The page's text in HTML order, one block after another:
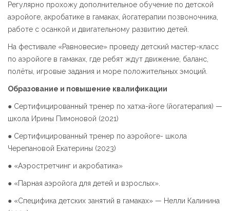
Регулярно прохожу дополнительное обучение по детской
аэройоге, акробатике в гамаках, йогатерапии позвоночника,
работе с осанкой и двигательному развитию детей.
На фестивале «Равновесие» проведу детский мастер-класс
по аэройоге в гамаках, где ребят ждут движение, баланс,
полёты, игровые задания и море положительных эмоций.
Образование и повышение квалификации
● Сертифицированный тренер по хатха-йоге (йогатерапия) —
школа Ирины Пимоновой (2021)
● Сертифицированный тренер по аэройоге- школа
Черепановой Екатерины (2023)
● «Аэростретчинг и акробатика»
● «Парная аэройога для детей и взрослых».
● «Специфика детских занятий в гамаках» — Нелли Калинина